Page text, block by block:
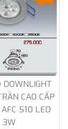
CAO CẤP
510 LED
3W